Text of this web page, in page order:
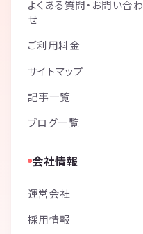
よくある質問・お問い合わ
せ
ご利用料金
サイトマップ
記事一覧
ブログ一覧
会社情報
運営会社
採用情報